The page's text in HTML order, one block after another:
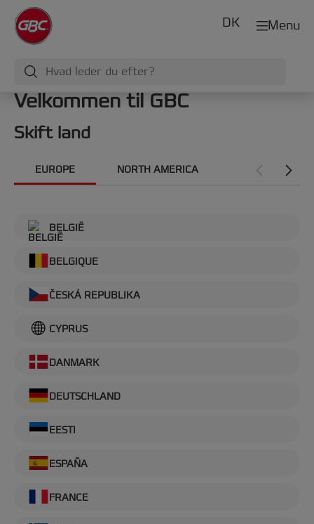
Menu
DK
Velkommen til GBC
Skift land
EUROPE NORTH AMERICA
BELGIË
BELGIQUE
ČESKÁ REPUBLIKA
CYPRUS
DANMARK
DEUTSCHLAND
EESTI
ESPAÑA
FRANCE